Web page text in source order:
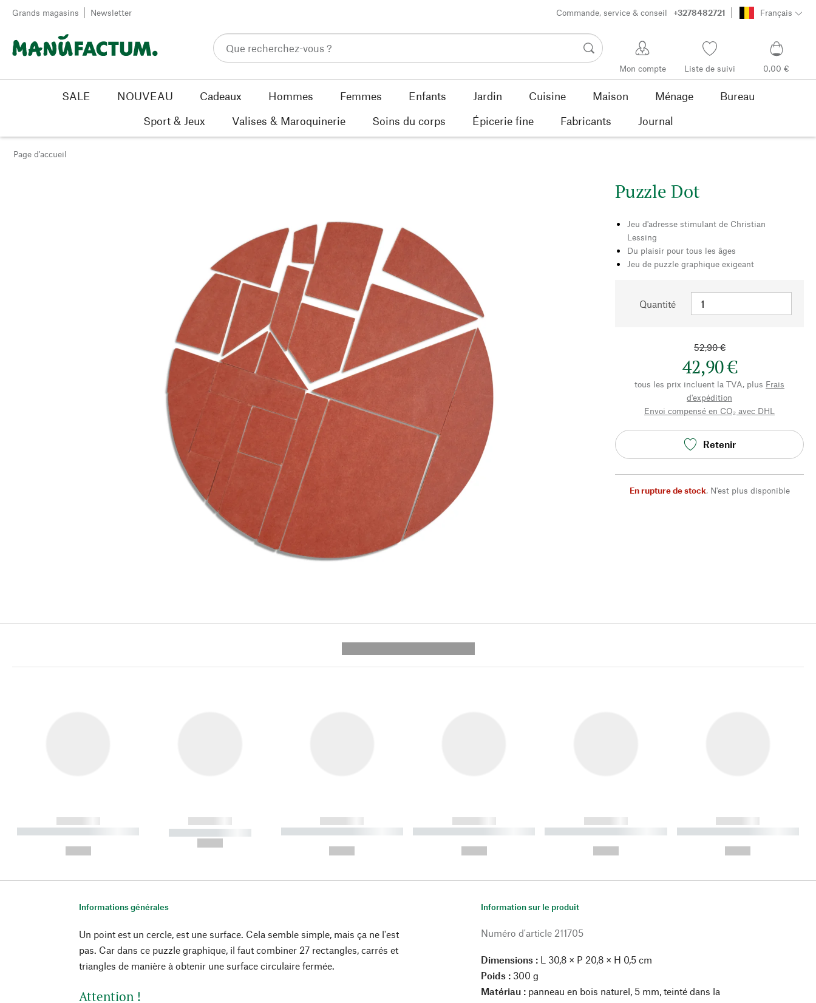
Passer au contenu
Grands magasins Newsletter Commande, service & conseil +3278482721 Français
Mon compte Liste de suivi 0,00 €
SALE NOUVEAU Cadeaux Hommes Femmes Enfants Jardin Cuisine Maison Ménage
Bureau
Sport & Jeux
Valises & Maroquinerie Soins du corps Épicerie fine Fabricants Journal
Page d'accueil
Puzzle Dot
Jeu d'adresse stimulant de Christian
Lessing
Du plaisir pour tous les âges
Jeu de puzzle graphique exigeant
Quantité
52,90 €
42,90 €
tous les prix incluent la TVA, plus Frais
d'expédition
Envoi compensé en CO₂ avec DHL
Retenir
En rupture de stock, N'est plus disponible
------------
----------- ----------- ----------
------------
----------- -----------
------------
----------- ----------- ----------
------------
----------- ----------- ----------
------------
----------- ----------- ----------
------------
----------- ----------- ----------
Informations générales
Un point est un cercle, est une surface. Cela semble simple, mais ça ne l'est
pas. Car dans ce puzzle graphique, il faut combiner 27 rectangles, carrés et
triangles de manière à obtenir une surface circulaire fermée.
Attention !
Information sur le produit
Numéro d'article 211705
Dimensions : L 30,8 × P 20,8 × H 0,5 cm
Poids : 300 g
Matériau : panneau en bois naturel, 5 mm, teinté dans la